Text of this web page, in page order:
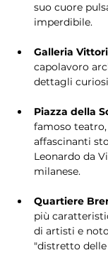
suo cuore
imperdibile.
Galleria
capolavoro
dettagli
Piazza della
famoso
affascinanti
Leonardo da
milanese.
Quartiere
più
di artisti e
"distretto delle